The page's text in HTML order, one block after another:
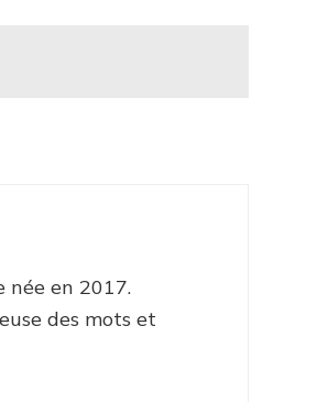
née en 2017.
des mots et